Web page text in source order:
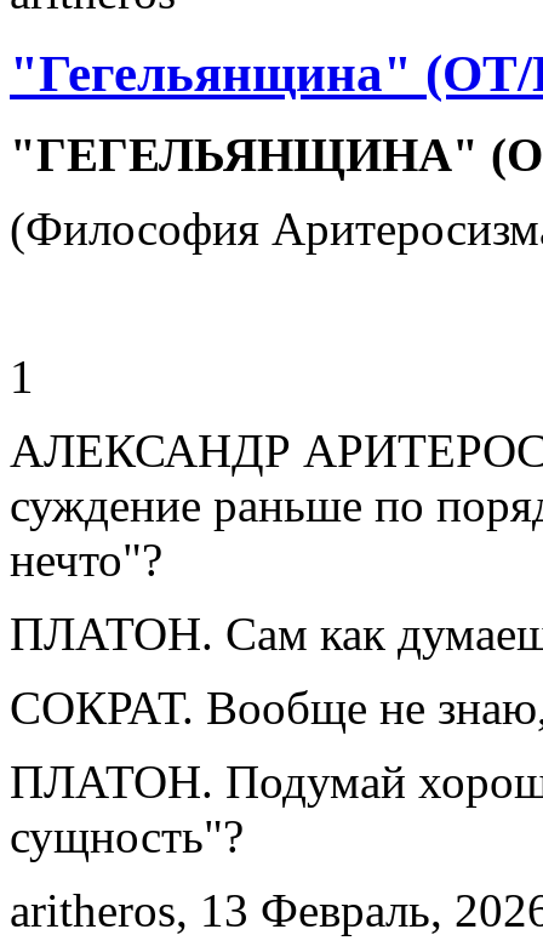
"Гегельянщина"
"ГЕГЕЛЬЯНЩИНА"
(Философия
1
АЛЕКСАНДР АРИТЕРОС.
суждение раньше по
нечто"?
ПЛАТОН. Сам как
СОКРАТ. Вообще не знаю,
ПЛАТОН. Подумай
сущность"?
aritheros, 13 Февраль,